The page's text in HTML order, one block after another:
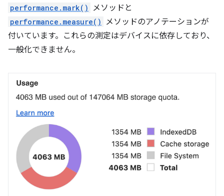
performance.mark() メソッドと
performance.measure()
メソッドのアノテーションが
付いています。これらの測定はデバイスに依存しており、
一般化できません。